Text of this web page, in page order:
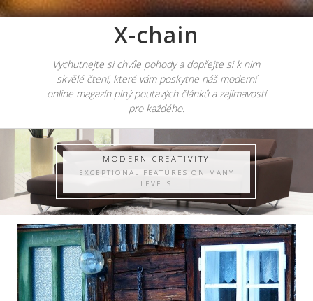
X-chain
Vychutnejte si chvíle pohody a dopřejte si k nim
skvělé čtení, které vám poskytne náš moderní
online magazín plný poutavých článků a zajímavostí
pro každého.
MODERN CREATIVITY
EXCEPTIONAL FEATURES ON MANY
LEVELS